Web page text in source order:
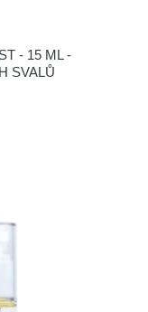
- 15 ML -
SVALŮ